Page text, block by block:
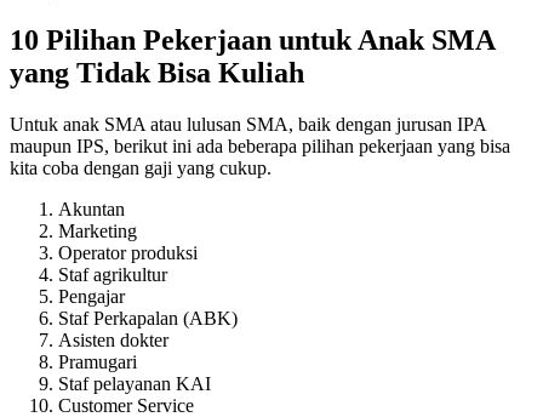
10 Pilihan Pekerjaan untuk Anak SMA
yang Tidak Bisa Kuliah
Untuk anak SMA atau lulusan SMA, baik dengan jurusan IPA
maupun IPS, berikut ini ada beberapa pilihan pekerjaan yang bisa
kita coba dengan gaji yang cukup.
Akuntan
Marketing
Operator produksi
Staf agrikultur
Pengajar
Staf Perkapalan (ABK)
Asisten dokter
Pramugari
Staf pelayanan KAI
Customer Service